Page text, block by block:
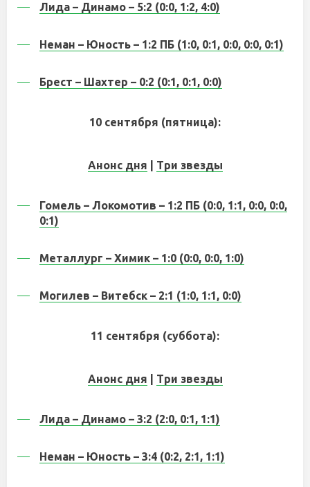
Лида – Динамо – 5:2 (0:0, 1:2, 4:0)
Неман – Юность – 1:2 ПБ (1:0, 0:1, 0:0, 0:0, 0:1)
Брест – Шахтер – 0:2 (0:1, 0:1, 0:0)
10 сентября (пятница):
Анонс дня Три звезды
Гомель – Локомотив – 1:2 ПБ (0:0, 1:1, 0:0, 0:0,
0:1)
Металлург – Химик – 1:0 (0:0, 0:0, 1:0)
Могилев – Витебск – 2:1 (1:0, 1:1, 0:0)
11 сентября (суббота):
Анонс дня Три звезды
Лида – Динамо – 3:2 (2:0, 0:1, 1:1)
Неман – Юность – 3:4 (0:2, 2:1, 1:1)